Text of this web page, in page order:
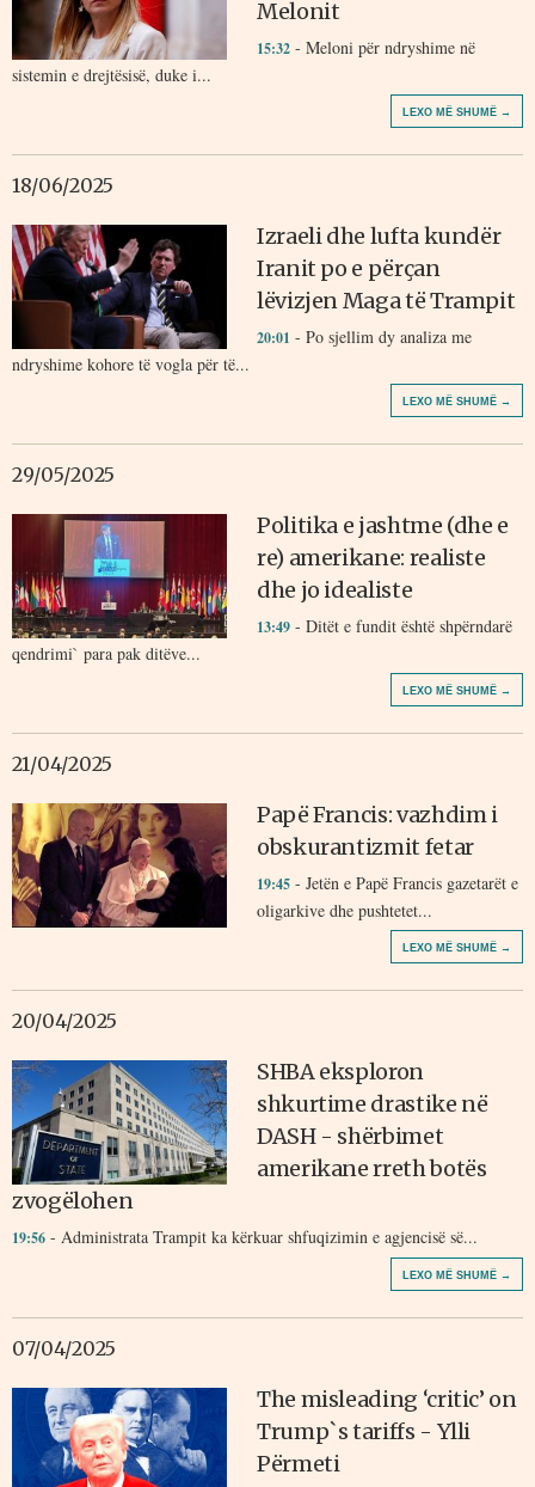
Melonit
15:32 - Meloni për ndryshime në
sistemin e drejtësisë, duke i...
LEXO MË SHUMË →
18/06/2025
Izraeli dhe lufta kundër
Iranit po e përçan
lëvizjen Maga të Trampit
20:01 - Po sjellim dy analiza me
ndryshime kohore të vogla për të...
LEXO MË SHUMË →
29/05/2025
Politika e jashtme (dhe e
re) amerikane: realiste
dhe jo idealiste
13:49 - Ditët e fundit është shpërndarë
qendrimi` para pak ditëve...
LEXO MË SHUMË →
21/04/2025
Papë Francis: vazhdim i
obskurantizmit fetar
19:45 - Jetën e Papë Francis gazetarët e
oligarkive dhe pushtetet...
LEXO MË SHUMË →
20/04/2025
SHBA eksploron
shkurtime drastike në
DASH - shërbimet
amerikane rreth botës
zvogëlohen
19:56 - Administrata Trampit ka kërkuar shfuqizimin e agjencisë së...
LEXO MË SHUMË →
07/04/2025
The misleading ‘critic’ on
Trump`s tariffs - Ylli
Përmeti